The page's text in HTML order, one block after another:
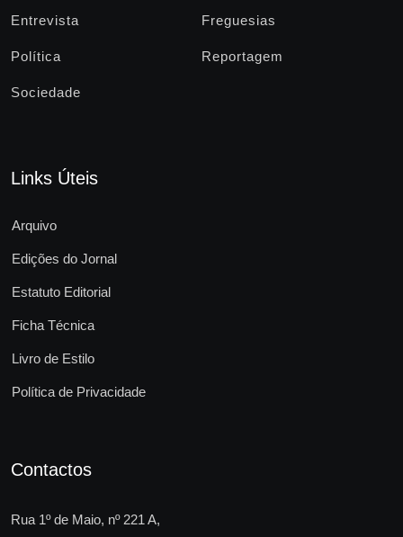
Entrevista Freguesias
Política Reportagem
Sociedade
Links Úteis
Arquivo
Edições do Jornal
Estatuto Editorial
Ficha Técnica
Livro de Estilo
Política de Privacidade
Contactos
Rua 1º de Maio, nº 221 A,